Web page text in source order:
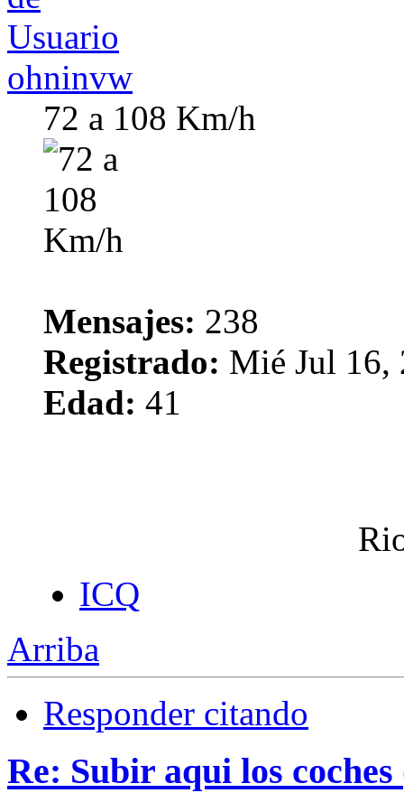
ohninvw
72 a 108 Km/h
Mensajes: 238
Registrado: Mié Jul 16,
Edad: 41
ICQ
Arriba
Responder citando
Re: Subir aqui los